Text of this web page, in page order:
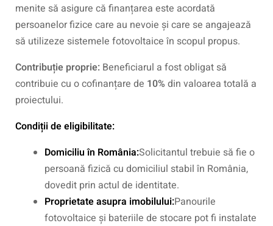
menite să asigure că finanțarea este acordată
persoanelor fizice care au nevoie și care se angajează
să utilizeze sistemele fotovoltaice în scopul propus.
Contribuție proprie: Beneficiarul a fost obligat să
contribuie cu o cofinanțare de 10% din valoarea totală a
proiectului.
Condiții de eligibilitate:
Domiciliu în România:Solicitantul trebuie să fie o
persoană fizică cu domiciliul stabil în România,
dovedit prin actul de identitate.
Proprietate asupra imobilului:Panourile
fotovoltaice și bateriile de stocare pot fi instalate